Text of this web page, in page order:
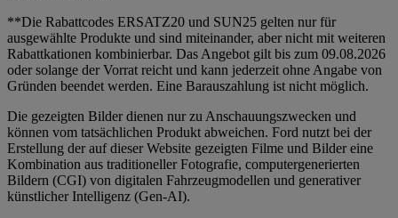
**Die Rabattcodes ERSATZ20 und SUN25 gelten nur für
ausgewählte Produkte und sind miteinander, aber nicht mit weiteren
Rabattkationen kombinierbar. Das Angebot gilt bis zum 09.08.2026
oder solange der Vorrat reicht und kann jederzeit ohne Angabe von
Gründen beendet werden. Eine Barauszahlung ist nicht möglich.
Die gezeigten Bilder dienen nur zu Anschauungszwecken und
können vom tatsächlichen Produkt abweichen. Ford nutzt bei der
Erstellung der auf dieser Website gezeigten Filme und Bilder eine
Kombination aus traditioneller Fotografie, computergenerierten
Bildern (CGI) von digitalen Fahrzeugmodellen und generativer
künstlicher Intelligenz (Gen-AI).